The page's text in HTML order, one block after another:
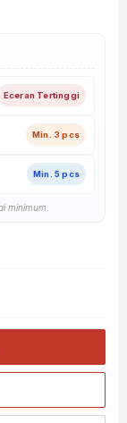
Eceran Tertinggi
Min. 3 pcs
Min. 5 pcs
minimum.